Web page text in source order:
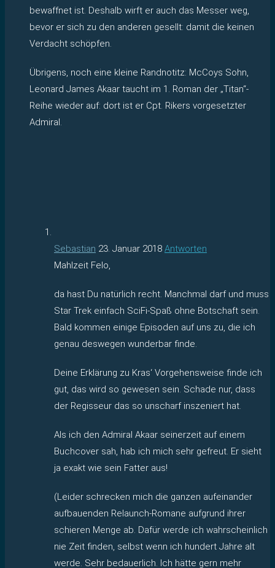
bewaffnet ist. Deshalb wirft er auch das Messer weg,
bevor er sich zu den anderen gesellt: damit die keinen
Verdacht schöpfen.
Übrigens, noch eine kleine Randnotitz: McCoys Sohn,
Leonard James Akaar taucht im 1. Roman der „Titan“-
Reihe wieder auf: dort ist er Cpt. Rikers vorgesetzter
Admiral.
Sebastian 23. Januar 2018 Antworten
Mahlzeit Felo,
da hast Du natürlich recht. Manchmal darf und muss
Star Trek einfach SciFi-Spaß ohne Botschaft sein.
Bald kommen einige Episoden auf uns zu, die ich
genau deswegen wunderbar finde.
Deine Erklärung zu Kras‘ Vorgehensweise finde ich
gut, das wird so gewesen sein. Schade nur, dass
der Regisseur das so unscharf inszeniert hat.
Als ich den Admiral Akaar seinerzeit auf einem
Buchcover sah, hab ich mich sehr gefreut. Er sieht
ja exakt wie sein Fatter aus!
(Leider schrecken mich die ganzen aufeinander
aufbauenden Relaunch-Romane aufgrund ihrer
schieren Menge ab. Dafür werde ich wahrscheinlich
nie Zeit finden, selbst wenn ich hundert Jahre alt
werde. Sehr bedauerlich. Ich hätte gern mehr